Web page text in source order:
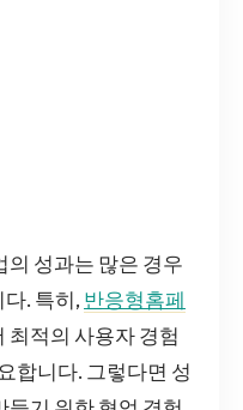
의 성과는 많은 경우
. 특히, 반응형홈페
최적의 사용자 경험
합니다. 그렇다면 성